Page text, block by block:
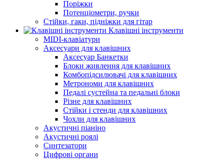
Поріжки
Потенціометри, ручки
Стійки, гаки, підніжки для гітар
Клавішні інструменти
MIDI-клавіатури
Аксесуари для клавішних
Аксесуар Банкетки
Блоки живлення для клавішних
Комбопідсилювачі для клавішних
Метрономи для клавішних
Педалі сустейна та педальні блоки
Різне для клавішних
Стійки і стенди для клавішних
Чохли для клавішних
Акустичні піаніно
Акустичні роялі
Синтезатори
Цифрові органи